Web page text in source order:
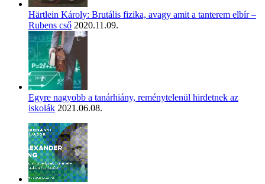
Härtlein Károly: Brutális fizika, avagy amit a tanterem elbír –
Rubens cső 2020.11.09.
Egyre nagyobb a tanárhiány, reménytelenül hirdetnek az
iskolák 2021.06.08.